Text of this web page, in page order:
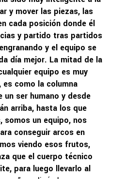
y mover las piezas, las
cada posición donde él
y partido tras partidos
y el equipo se
día mejor. La mitad de la
equipo es muy
como la columna
un ser humano y desde
arriba, hasta los que
somos un equipo, nos
conseguir arcos en
viendo esos frutos,
que el cuerpo técnico
para luego llevarlo al